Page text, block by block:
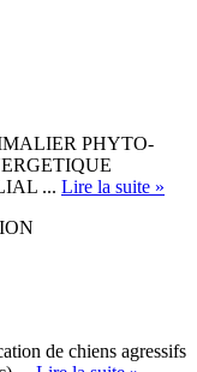
PHYTO-
... Lire la suite »
de chiens agressifs